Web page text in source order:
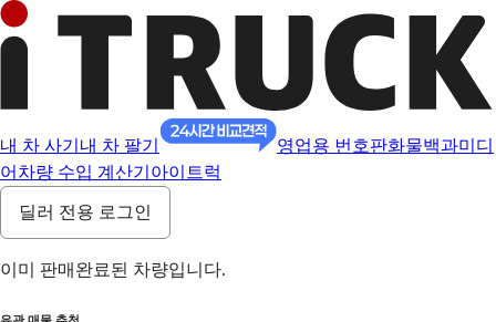
내 차 사기 내 차 팔기 영업용 번호판화물백과미디
어 차량 수입 계산기 아이트럭
딜러 전용 로그인
이미 판매완료된 차량입니다.